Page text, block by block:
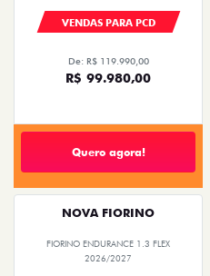
VENDAS PARA PCD
De: R$ 119.990,00
R$ 99.980,00
Quero agora!
NOVA FIORINO
FIORINO ENDURANCE 1.3 FLEX
2026/2027